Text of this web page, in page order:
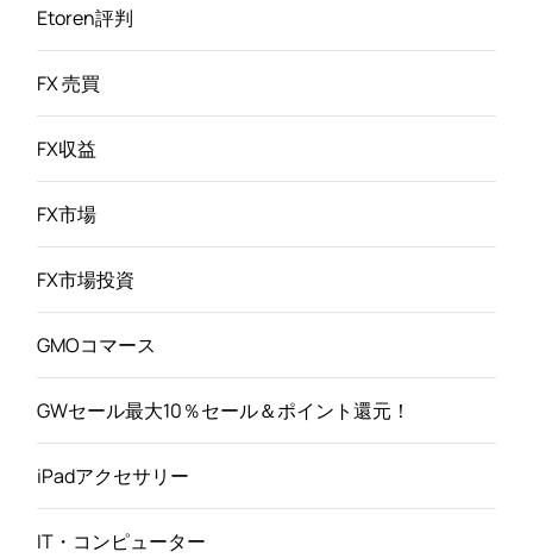
Etoren評判
FX 売買
FX収益
FX市場
FX市場投資
GMOコマース
GWセール最大10％セール＆ポイント還元！
iPadアクセサリー
IT・コンピューター